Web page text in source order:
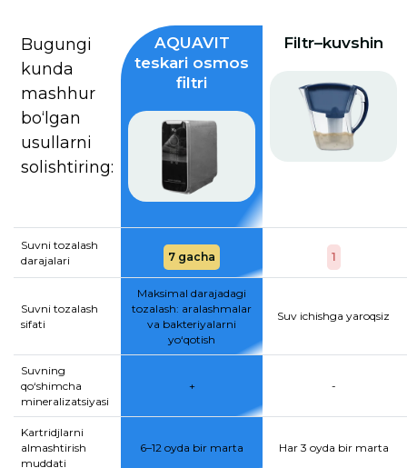
Bugungi
kunda
mashhur
bo‘lgan
usullarni
solishtiring:
AQUAVIT
teskari osmos
filtri
Filtr–kuvshin
Suvni tozalash
darajalari
7 gacha 1
Suvni tozalash
sifati
Maksimal darajadagi
tozalash: aralashmalar
va bakteriyalarni
yo‘qotish
Suv ichishga yaroqsiz
Suvning
qo‘shimcha
mineralizatsiyasi
+ -
Kartridjlarni
almashtirish
muddati
6–12 oyda bir marta Har 3 oyda bir marta